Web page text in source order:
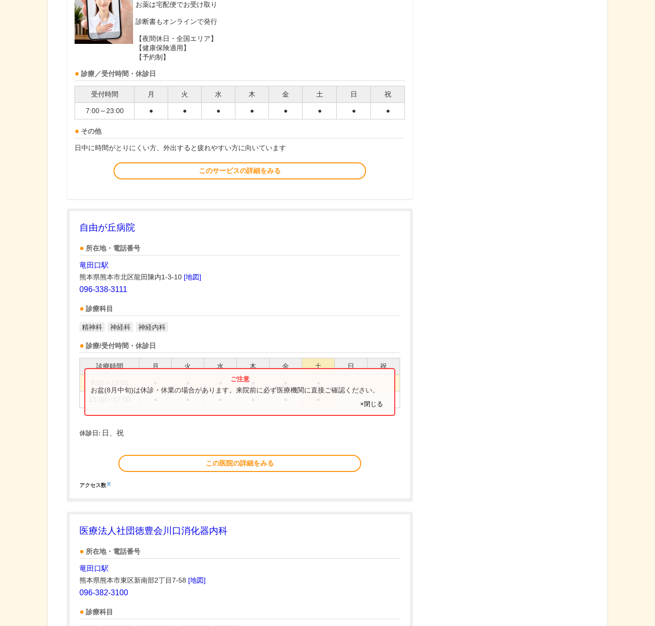
お薬は宅配便でお受け取り
診断書もオンラインで発行
【夜間休日・全国エリア】
【健康保険適用】
【予約制】
診療／受付時間・休診日
受付時間 月 火 水 木 金 土 日 祝
7:00～23:00 ● ● ● ● ● ● ● ●
その他
日中に時間がとりにくい方、外出すると疲れやすい方に向いています
このサービスの詳細をみる
自由が丘病院
所在地・電話番号
竜田口駅
熊本県熊本市北区龍田陳内1-3-10 [地図]
096-338-3111
診療科目
精神科 神経科 神経内科
診療/受付時間・休診日
診療時間 月 火 水 木 金 土 日 祝
お盆(8月中旬)は休診・休業の場合があります。来院前に必ず医療機関に直接ご確認ください。
×閉じる
休診日: 日、祝
この医院の詳細をみる
アクセス数※
医療法人社団徳豊会川口消化器内科
所在地・電話番号
竜田口駅
熊本県熊本市東区新南部2丁目7-58 [地図]
096-382-3100
診療科目